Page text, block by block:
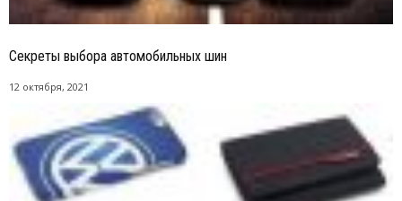
Секреты выбора автомобильных шин
12 октября, 2021